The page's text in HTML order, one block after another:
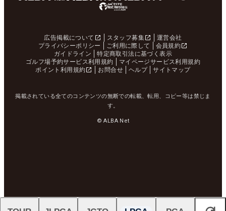
広告掲載について スタッフ募集
運営会社
プライバシーポリシー
ご利用に際して
会員規約
ガイドライン
特定商取引法に基づく表示
ゴルフ場予約サービス利用規約
マイページサービス利用規約
ポイント利用規約
お問合せ ヘルプ サイトマップ
掲載されている全てのコンテンツの無断での転載、転用、コピー等は禁じま
す。
© ALBA Net